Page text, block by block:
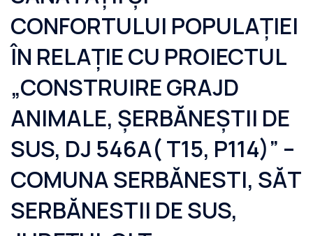
CONFORTULUI POPULAȚIEI
ÎN RELAȚIE CU PROIECTUL
„CONSTRUIRE GRAJD
ANIMALE, ȘERBĂNEȘTII DE
SUS, DJ 546A( T15, P114)” –
COMUNA SERBĂNESTI, SĂT
SERBĂNESTII DE SUS,